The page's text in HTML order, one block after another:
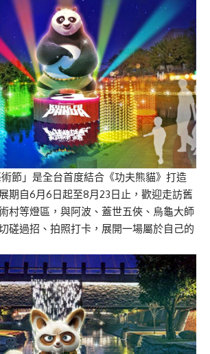
術節」是全台首度結合《功夫熊貓》打造
期自6月6日起至8月23日止，歡迎走訪舊
村等燈區，與阿波、蓋世五俠、烏龜大師
磋過招、拍照打卡，展開一場屬於自己的